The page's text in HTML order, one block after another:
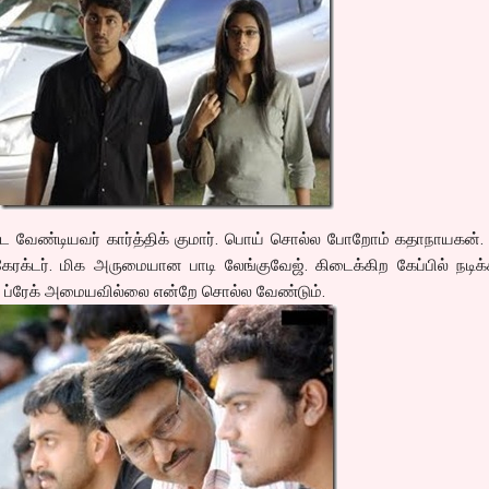
பட வேண்டியவர் கார்த்திக் குமார். பொய் சொல்ல போறோம் கதாநாயகன்.
மிக அருமையான பாடி லேங்குவேஜ். கிடைக்கிற கேப்பில்
ப்ரேக் அமையவில்லை என்றே சொல்ல வேண்டும்.